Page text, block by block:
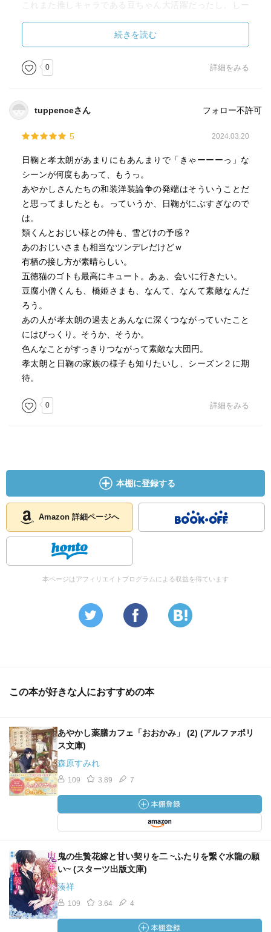
これまた推しキャラである豆ちゃん大活躍だったし、しー
この状態で、両想いの二人を主役に据えて何をやるかなん
て決まってますよね、という。
いやぁ、まさかあんなシーンをのぞき見させていただける
とは（読者的にはまさしくのぞき見感覚である）ありがと
こちらから言えることはもう「末永くお幸せに」この一言
に尽きます。
最後の最後までアマアマシーンを見せてくれた二人の多幸
まさしくこの春に読むのに相応しい作品でした。
完結まで見届けられたご縁に感謝を。
ありがとうございました！
続きを読む
0 詳細をみる
tuppenceさん フォロー不許可
5 2024.03.20
日鞠と孝太朗があまりにもあんまりで「きゃーーーっ」な
シーンが何度もあって、もうっ。
あやかしさんたちの和装洋装論争の発端はそういうことだ
と思ってましたとも。っていうか、日鞠がにぶすぎなので
は。
類くんとおじい様との仲も、雪どけの予感？
あのおじいさまも相当なツンデレだけどｗ
有栖の接し方が素晴らしい。
五徳猫のゴトも最高にキュート。あぁ、会いに行きたい。
豆腐小僧くんも、橋姫さまも、なんて、なんて素敵なんだ
ろう。
あの人が孝太朗の過去とあんなに深くつながっていたこと
にはびっくり。そうか、そうか。
色んなことがすっきりつながって素敵な大団円。
孝太朗と日鞠の家族の様子も知りたいし、シーズン２に期
待。
0 詳細をみる
本棚に登録する
Amazon 詳細ページへ
本ページはアフィリエイトプログラムによる収益を得ています
この本が好きな人におすすめの本
あやかし薬膳カフェ「おおかみ」 (2) (アルファポリ
ス文庫)
森原すみれ
109 3.89 7
鬼の生贄花嫁と甘い契りを二 ~ふたりを繋ぐ水龍の願
い~ (スターツ出版文庫)
湊祥
109 3.64 4